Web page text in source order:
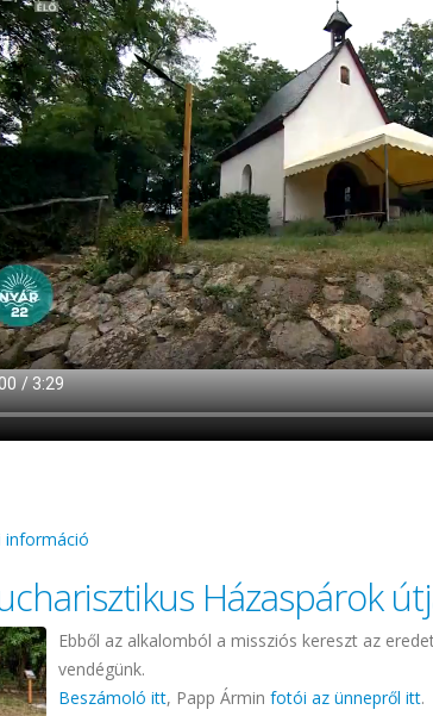
információ
Házaspárok
Ebből az alkalomból a missziós kereszt az
vendégünk.
Beszámoló itt, Papp Ármin fotói az ünnepről itt.